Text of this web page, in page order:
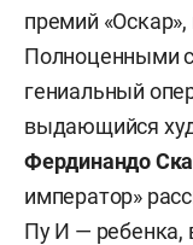
премий
Полноценными
гениальный
выдающийся
Фердинандо
император»
Пу И — ребенка,